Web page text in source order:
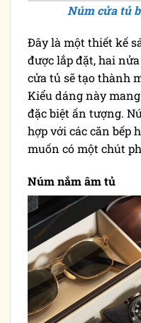
Núm cửa tủ
Đây là một thiết kế
được lắp đặt, hai
cửa tủ sẽ tạo thành
Kiểu dáng này
đặc biệt ấn tượng.
hợp với các căn bếp
muốn có một chút
Núm nắm âm tủ